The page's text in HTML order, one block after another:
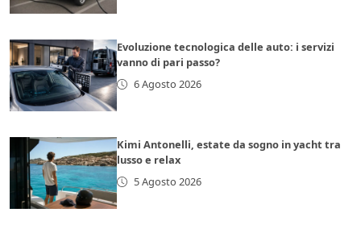
Evoluzione tecnologica delle auto: i servizi
vanno di pari passo?
6 Agosto 2026
Kimi Antonelli, estate da sogno in yacht tra
lusso e relax
5 Agosto 2026